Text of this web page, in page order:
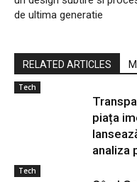
de ultima generatie
RELATED ARTICLES
Tech
piața
analiza
Tech